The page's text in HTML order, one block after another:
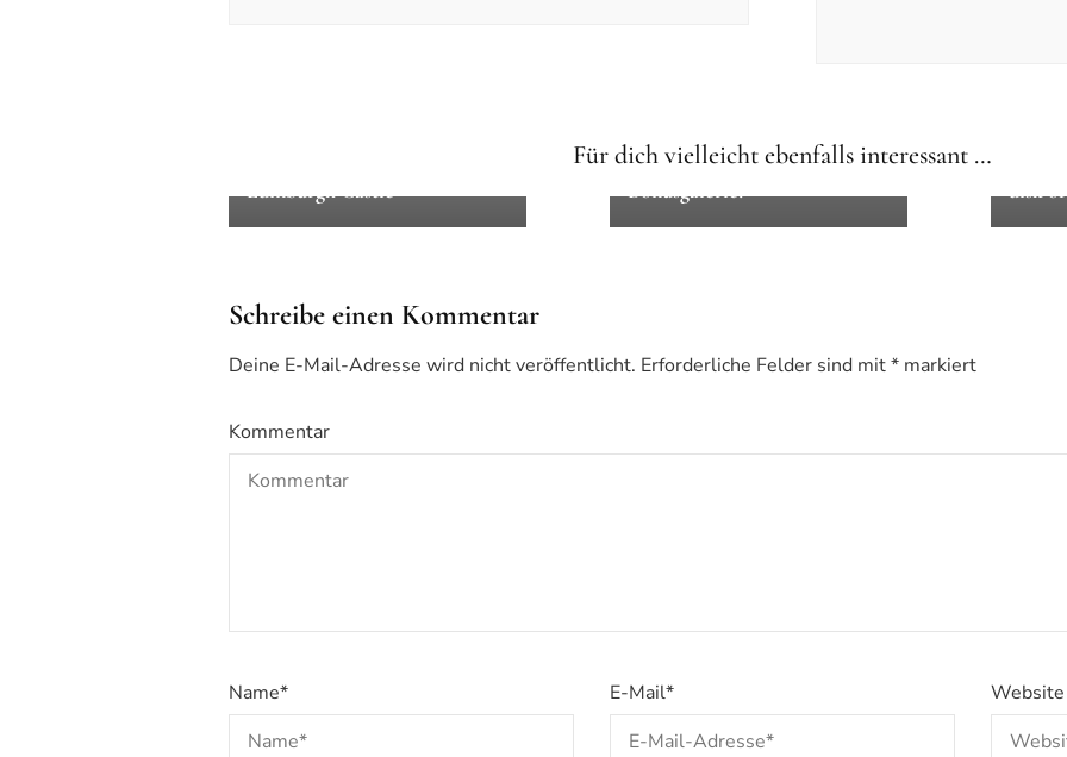
Für dich vielleicht ebenfalls interessant …
Edinburgh Castle
Schottland in der Zeitreise-
Bonusgalerie!
disk
Schreibe einen Kommentar
Deine E-Mail-Adresse wird nicht veröffentlicht. Erforderliche Felder sind mit* markiert
Kommentar
Name* E-Mail* Website